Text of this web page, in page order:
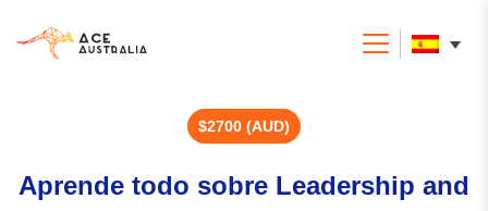
$2700 (AUD)
Aprende todo sobre Leadership and